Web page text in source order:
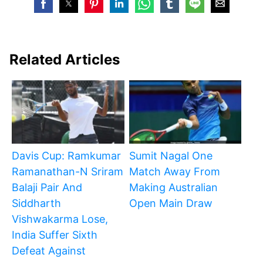
Related Articles
Davis Cup: Ramkumar
Ramanathan-N Sriram
Balaji Pair And
Siddharth
Vishwakarma Lose,
India Suffer Sixth
Defeat Against
Sumit Nagal One
Match Away From
Making Australian
Open Main Draw